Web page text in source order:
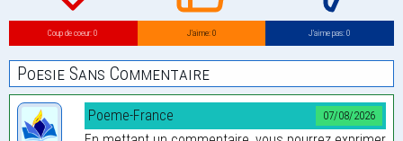
Coup de coeur: 0 J’aime: 0 J’aime pas: 0
Poesie Sans Commentaire
07/08/2026
Poeme-France